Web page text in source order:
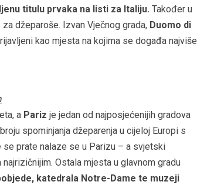
titulu prvaka na listi za Italiju. Također u
džeparoše. Izvan Vječnog grada, Duomo di
kao mjesta na kojima se događa najviše
a Pariz je jedan od najposjećenijih gradova
spominjanja džeparenja u cijeloj Europi s
se prate nalaze se u Parizu – a svjetski
Ostala mjesta u glavnom gradu
katedrala Notre-Dame te muzeji